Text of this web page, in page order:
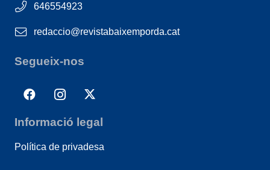
646554923
redaccio@revistabaixemporda.cat
Segueix-nos
Informació legal
Política de privadesa